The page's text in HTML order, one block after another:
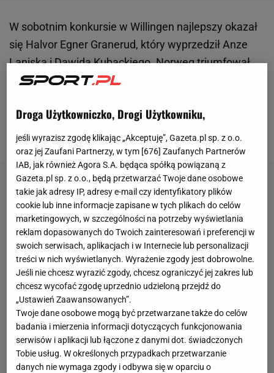
W sobotnim konkursie w Willingen najlepszy okazał
się Halvor Egner Granerud, który wyprzedził Anze
Laniska iDawida Kubackiego. Norweg triumfował
również w niedzielnych zawodach, a najlepszy z
stawka Pucharu Świata przeniesie się z Austrii do
Stanów Zjednoczonych.
Droga Użytkowniczko, Drogi Użytkowniku,
jeśli wyrazisz zgodę klikając „Akceptuję”, Gazeta.pl sp. z o.o.
oraz jej Zaufani Partnerzy, w tym [676] Zaufanych Partnerów
IAB, jak również Agora S.A. będąca spółką powiązaną z
Gazeta.pl sp. z o.o., będą przetwarzać Twoje dane osobowe
takie jak adresy IP, adresy e-mail czy identyfikatory plików
cookie lub inne informacje zapisane w tych plikach do celów
marketingowych, w szczególności na potrzeby wyświetlania
reklam dopasowanych do Twoich zainteresowań i preferencji w
swoich serwisach, aplikacjach i w Internecie lub personalizacji
treści w nich wyświetlanych. Wyrażenie zgody jest dobrowolne.
Jeśli nie chcesz wyrazić zgody, chcesz ograniczyć jej zakres lub
chcesz wycofać zgodę uprzednio udzieloną przejdź do
„Ustawień Zaawansowanych”.
Twoje dane osobowe mogą być przetwarzane także do celów
badania i mierzenia informacji dotyczących funkcjonowania
serwisów i aplikacji lub łączone z danymi dot. świadczonych
Tobie usług. W określonych przypadkach przetwarzanie
danych nie wymaga zgody i odbywa się w oparciu o